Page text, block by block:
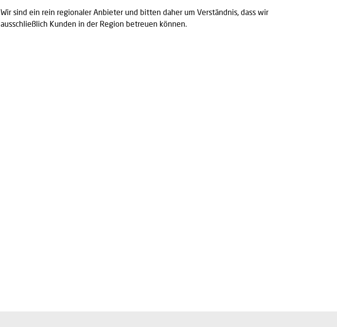
Wir sind ein rein regionaler Anbieter und bitten daher um Verständnis, dass wir
ausschließlich Kunden in der Region betreuen können.